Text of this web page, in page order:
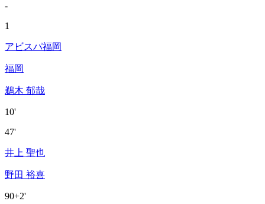
-
1
アビスパ福岡
福岡
鵜木 郁哉
10'
47'
井上 聖也
野田 裕喜
90+2'